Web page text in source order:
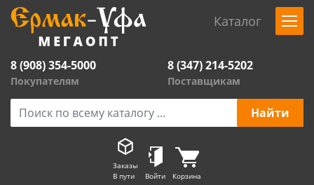
Каталог
8 (908) 354-5000
Покупателям
8 (347) 214-5202
Поставщикам
Заказы
В пути
Войти Корзина